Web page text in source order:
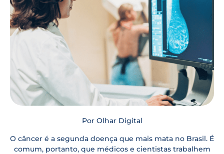
Por Olhar Digital
O câncer é a segunda doença que mais mata no Brasil. É
comum, portanto, que médicos e cientistas trabalhem